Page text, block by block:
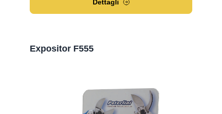
Dettagli
Expositor F555